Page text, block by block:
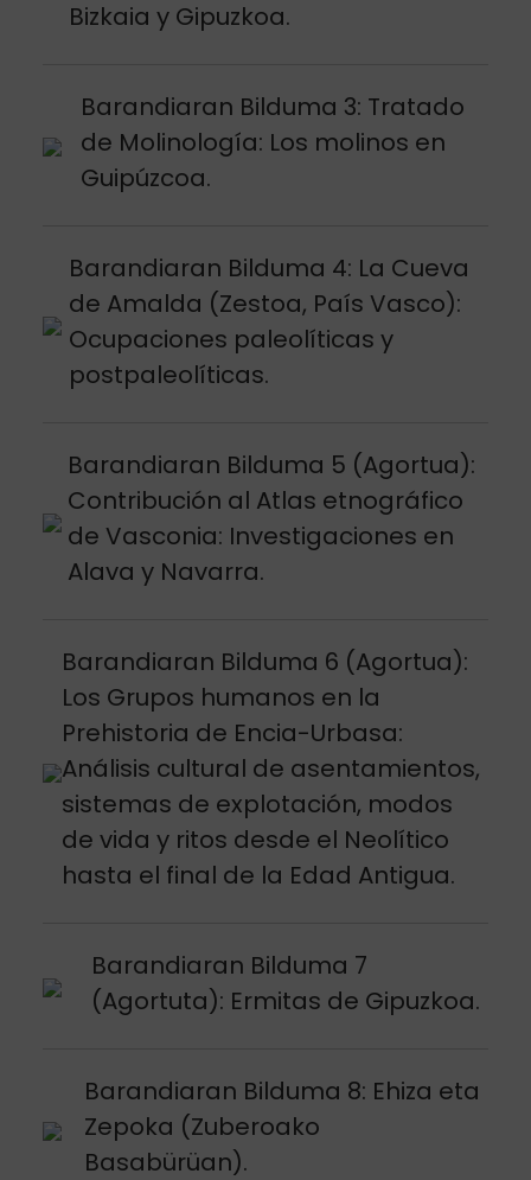
Bizkaia y Gipuzkoa.
Barandiaran Bilduma 3: Tratado
de Molinología: Los molinos en
Guipúzcoa.
Argitalpena ikusi
Barandiaran Bilduma 4: La Cueva
de Amalda (Zestoa, País Vasco):
Ocupaciones paleolíticas y
postpaleolíticas.
Argitalpena ikusi
Barandiaran Bilduma 5 (Agortua):
Contribución al Atlas etnográfico
de Vasconia: Investigaciones en
Alava y Navarra.
Argitalpena ikusi
Barandiaran Bilduma 6 (Agortua):
Los Grupos humanos en la
Prehistoria de Encia-Urbasa:
Análisis cultural de asentamientos,
sistemas de explotación, modos
de vida y ritos desde el Neolítico
hasta el final de la Edad Antigua.
Argitalpena ikusi
Barandiaran Bilduma 7
(Agortuta): Ermitas de Gipuzkoa.
Argitalpena ikusi
Barandiaran Bilduma 8: Ehiza eta
Zepoka (Zuberoako
Basabürüan).
Argitalpena ikusi